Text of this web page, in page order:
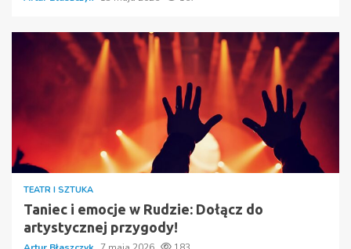
TEATR I SZTUKA
Taniec i emocje w Rudzie: Dołącz do
artystycznej przygody!